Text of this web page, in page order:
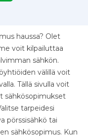
haussa? Olet
voit kilpailuttaa
sähkön.
välillä voit
Tällä sivulla voit
sähkösopimukset
tarpeidesi
pörssisähkö tai
sähkösopimus. Kun